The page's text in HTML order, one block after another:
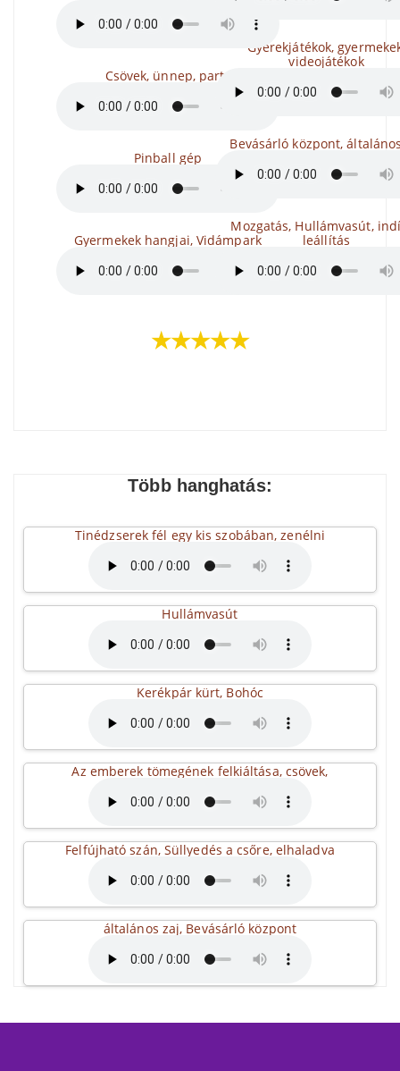
Csövek, ünnep, party
Pinball gép
Gyermekek hangjai, Vidámpark
Gyerekjátékok,
videojátékok
Bevásárló központ,
Mozgatás, Hullámvasút,
leállítás
★★★★★
Több hanghatás:
Tinédzserek fél egy kis szobában, zenélni
Hullámvasút
Kerékpár kürt, Bohóc
Az emberek tömegének felkiáltása, csövek,
Felfújható szán, Süllyedés a csőre, elhaladva
általános zaj, Bevásárló központ